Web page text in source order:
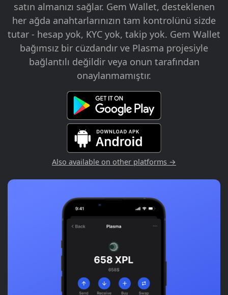
satın almanızı sağlar. Gem Wallet, desteklenen
her ağda anahtarlarınızın tam kontrolünü sizde
tutar - hesap yok, KYC yok, takip yok. Gem Wallet
bağımsız bir cüzdandır ve Plasma projesiyle
bağlantılı değildir veya onun tarafından
onaylanmamıştır.
Also available on other platforms →